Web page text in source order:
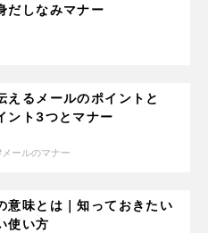
だしなみマナー
えるメールのポイントと
ント3つとマナー
メールのマナー
意味とは｜知っておきたい
使い方